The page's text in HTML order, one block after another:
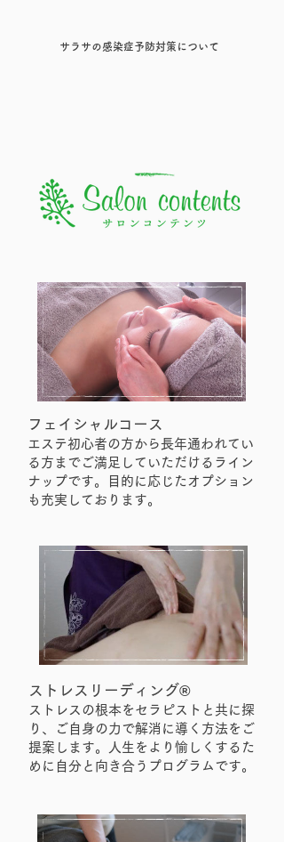
サラサの感染症予防対策について
フェイシャルコース
エステ初心者の方から長年通われてい
る方までご満足していただけるライン
ナップです。目的に応じたオプション
も充実しております。
ストレスリーディング®
ストレスの根本をセラピストと共に探
り、ご自身の力で解消に導く方法をご
提案します。人生をより愉しくするた
めに自分と向き合うプログラムです。